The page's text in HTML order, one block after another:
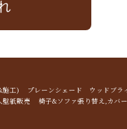
&施工) プレーンシェード ウッドブ
壁紙販売 椅子&ソファ張り替え,カバ